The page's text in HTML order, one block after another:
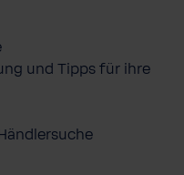
und Tipps für ihre